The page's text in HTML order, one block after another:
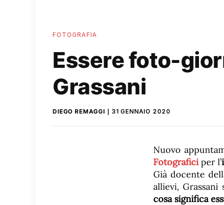
FOTOGRAFIA
Essere foto-
Grassani
DIEGO REMAGGI 31 GENNAIO 2020
Nuovo
Fotograficiper l’
Già docente
allievi,
cosa significa